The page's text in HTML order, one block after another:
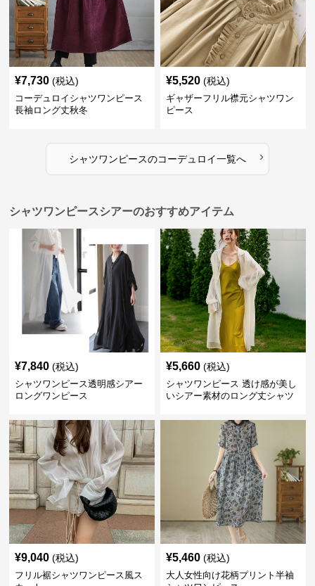
¥7,730 (税込)
コーデュロイシャツワンピース
長袖ロング丈秋冬
¥5,520 (税込)
ギャザーフリル襟元シャツワン
ピース
シャツワンピースのコーデュロイ一覧へ ›
シャツワンピースシアーのおすすめアイテム
¥7,840 (税込)
シャツワンピース透明感シアー
ロングワンピース
¥5,660 (税込)
シャツワンピース 透け感が美し
いシアー素材のロング丈シャツ
¥9,040 (税込)
フリル裾シャツワンピース風ス
¥5,460 (税込)
大人女性向け花柄プリント半袖